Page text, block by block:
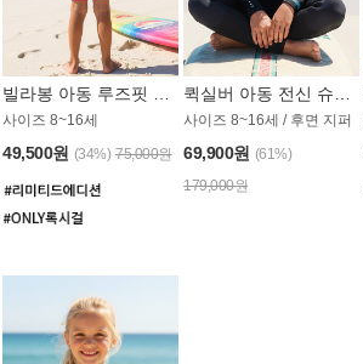
사이즈 8~16세
49,500원 (34%) 75,000원
사이즈 8~16세 / 후면 지퍼
69,900원 (61%)
179,000원